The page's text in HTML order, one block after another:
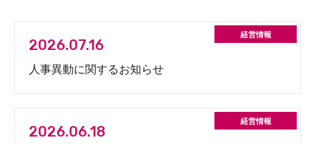
2026.07.16
人事異動に関するお知らせ
2026.06.18